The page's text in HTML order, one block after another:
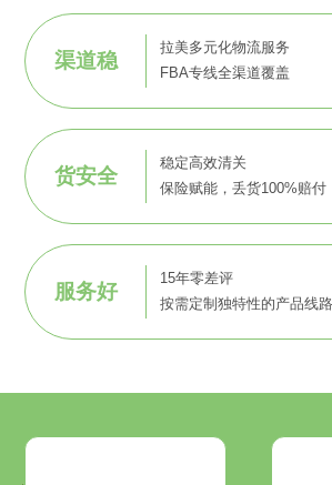
渠道稳
拉美多元化物流服务
FBA专线全渠道覆盖
货安全
稳定高效清关
保险赋能，丢货100%赔付
服务好
15年零差评
按需定制独特性的产品线路